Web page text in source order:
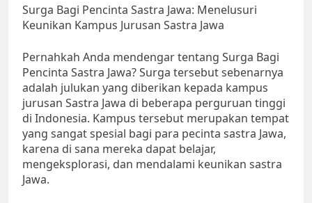
Surga Bagi Pencinta Sastra Jawa: Menelusuri
Keunikan Kampus Jurusan Sastra Jawa
Pernahkah Anda mendengar tentang Surga Bagi
Pencinta Sastra Jawa? Surga tersebut sebenarnya
adalah julukan yang diberikan kepada kampus
jurusan Sastra Jawa di beberapa perguruan tinggi
di Indonesia. Kampus tersebut merupakan tempat
yang sangat spesial bagi para pecinta sastra Jawa,
karena di sana mereka dapat belajar,
mengeksplorasi, dan mendalami keunikan sastra
Jawa.